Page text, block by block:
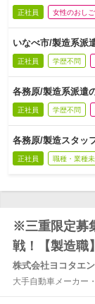
正社員 女性のおし
いなべ市/製造系派
正社員 学歴不問
各務原/製造系派遣
正社員 学歴不問
各務原/製造スタッ
正社員 職種・業種
※三重限定募
戦！【製造職】
株式会社ヨコタエ
大手自動車メーカー